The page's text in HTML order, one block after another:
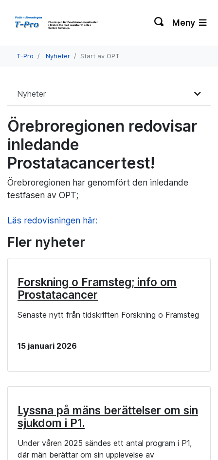
Meny
T-Pro Nyheter Start av OPT
Nyheter
Örebroregionen redovisar
inledande
Prostatacancertest!
Örebroregionen har genomfört den inledande
testfasen av OPT;
Läs redovisningen här:
Fler nyheter
Forskning o Framsteg; info om
Prostatacancer
Senaste nytt från tidskriften Forskning o Framsteg
15 januari 2026
Lyssna på mäns berättelser om sin
sjukdom i P1.
Under våren 2025 sändes ett antal program i P1,
där män berättar om sin upplevelse av